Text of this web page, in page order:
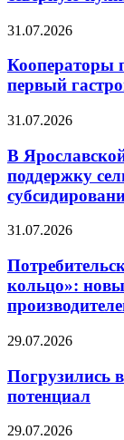
31.07.2026
Кооператоры
первый
31.07.2026
В
поддержку
31.07.2026
кольцо»:
29.07.2026
Погрузились
потенциал
29.07.2026